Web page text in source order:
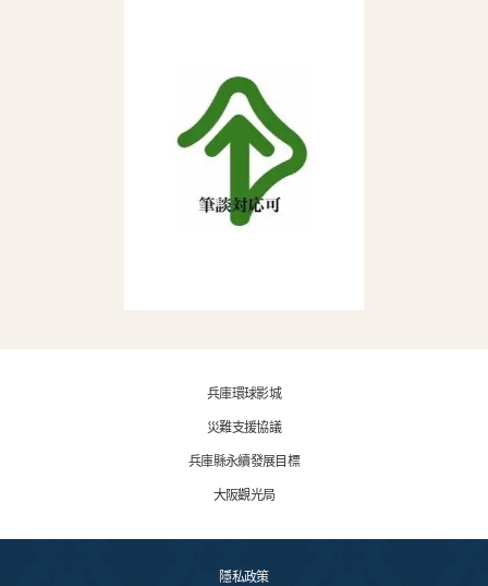
兵庫環球影城
災難支援協議
兵庫縣永續發展目標
大阪觀光局
隱私政策